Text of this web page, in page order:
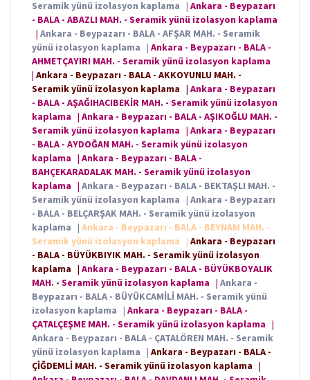
Seramik yünü izolasyon kaplama | Ankara - Beypazarı
- BALA - ABAZLI MAH. - Seramik yünü izolasyon kaplama
| Ankara - Beypazarı - BALA - AFŞAR MAH. - Seramik
yünü izolasyon kaplama | Ankara - Beypazarı - BALA -
AHMETÇAYIRI MAH. - Seramik yünü izolasyon kaplama
| Ankara - Beypazarı - BALA - AKKOYUNLU MAH. -
Seramik yünü izolasyon kaplama | Ankara - Beypazarı
- BALA - AŞAĞIHACIBEKİR MAH. - Seramik yünü izolasyon
kaplama | Ankara - Beypazarı - BALA - AŞIKOĞLU MAH. -
Seramik yünü izolasyon kaplama | Ankara - Beypazarı
- BALA - AYDOĞAN MAH. - Seramik yünü izolasyon
kaplama | Ankara - Beypazarı - BALA -
BAHÇEKARADALAK MAH. - Seramik yünü izolasyon
kaplama | Ankara - Beypazarı - BALA - BEKTAŞLI MAH. -
Seramik yünü izolasyon kaplama | Ankara - Beypazarı
- BALA - BELÇARŞAK MAH. - Seramik yünü izolasyon
kaplama | Ankara - Beypazarı - BALA - BEYNAM MAH. -
Seramik yünü izolasyon kaplama
| Ankara - Beypazarı
- BALA - BÜYÜKBIYIK MAH. - Seramik yünü izolasyon
kaplama | Ankara - Beypazarı - BALA - BÜYÜKBOYALIK
MAH. - Seramik yünü izolasyon kaplama | Ankara -
Beypazarı - BALA - BÜYÜKCAMİLİ MAH. - Seramik yünü
izolasyon kaplama | Ankara - Beypazarı - BALA -
ÇATALÇEŞME MAH. - Seramik yünü izolasyon kaplama |
Ankara - Beypazarı - BALA - ÇATALÖREN MAH. - Seramik
yünü izolasyon kaplama | Ankara - Beypazarı - BALA -
ÇİĞDEMLİ MAH. - Seramik yünü izolasyon kaplama |